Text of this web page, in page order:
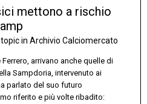
mettono a rischio
in Archivio Calciomercato
arrivano anche quelle di
Sampdoria, intervenuto ai
parlato del suo futuro
riferito e più volte ribadito: